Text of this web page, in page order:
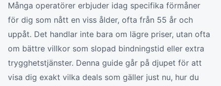
Många operatörer erbjuder idag specifika förmåner
för dig som nått en viss ålder, ofta från 55 år och
uppåt. Det handlar inte bara om lägre priser, utan ofta
om bättre villkor som slopad bindningstid eller extra
trygghetstjänster. Denna guide går på djupet för att
visa dig exakt vilka deals som gäller just nu, hur du